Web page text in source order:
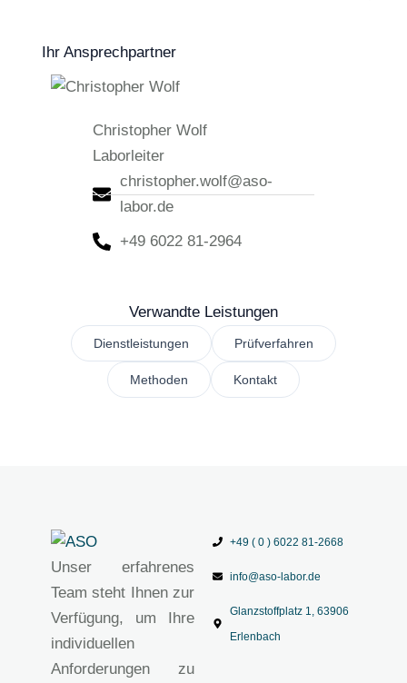
Ihr Ansprechpartner
Christopher Wolf
Laborleiter
christopher.wolf@aso-
labor.de
+49 6022 81-2964
Verwandte Leistungen
Dienstleistungen Prüfverfahren
Methoden Kontakt
Unser erfahrenes
Team steht Ihnen zur
Verfügung, um Ihre
individuellen
Anforderungen zu
+49 ( 0 ) 6022 81-2668
info@aso-labor.de
Glanzstoffplatz 1, 63906
Erlenbach